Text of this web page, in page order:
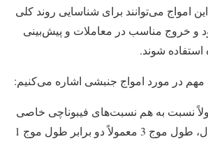
امواج می‌توانند برای شناسایی روند کلی
و خروج مناسب در معاملات و پیش‌بینی
شوند.
مهم در مورد امواج جنبشی اشاره می‌کنیم:
نسبت به هم نسبت‌های فیبوناچی خاصی
دارند. به عنوان مثال، طول موج 3 معمولاً دو برابر طول موج 1